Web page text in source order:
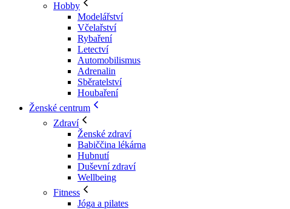
Hobby
Modelářství
Včelařství
Rybaření
Letectví
Automobilismus
Adrenalin
Sběratelství
Houbaření
Ženské centrum
Zdraví
Ženské zdraví
Babiččina lékárna
Hubnutí
Duševní zdraví
Wellbeing
Fitness
Jóga a pilates